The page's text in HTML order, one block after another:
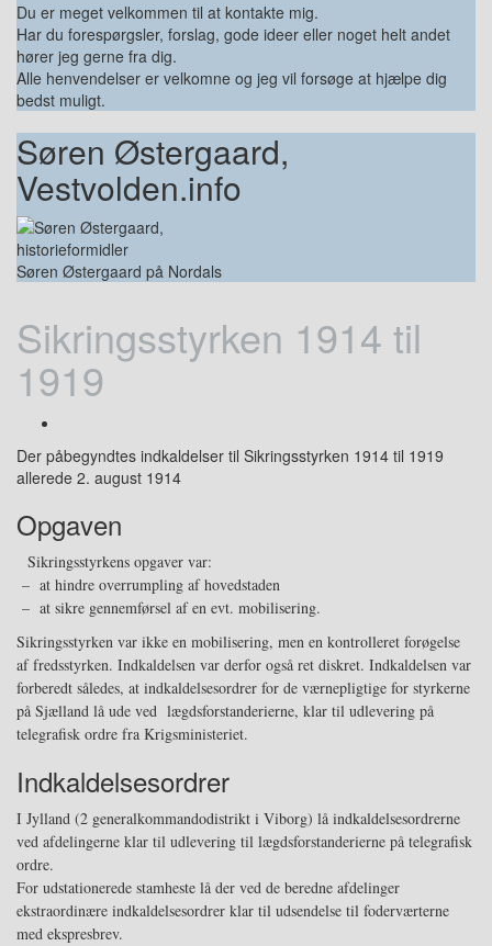
Du er meget velkommen til at kontakte mig.
Har du forespørgsler, forslag, gode ideer eller noget helt andet
hører jeg gerne fra dig.
Alle henvendelser er velkomne og jeg vil forsøge at hjælpe dig
bedst muligt.
Søren Østergaard,
Vestvolden.info
Søren Østergaard på Nordals
Sikringsstyrken 1914 til
1919
Der påbegyndtes indkaldelser til Sikringsstyrken 1914 til 1919
allerede 2. august 1914
Opgaven
Sikringsstyrkens opgaver var:
– at hindre overrumpling af hovedstaden
– at sikre gennemførsel af en evt. mobilisering.
Sikringsstyrken var ikke en mobilisering, men en kontrolleret forøgelse
af fredsstyrken. Indkaldelsen var derfor også ret diskret. Indkaldelsen var
forberedt således, at indkaldelsesordrer for de værnepligtige for styrkerne
på Sjælland lå ude ved lægdsforstanderierne, klar til udlevering på
telegrafisk ordre fra Krigsministeriet.
Indkaldelsesordrer
I Jylland (2 generalkommandodistrikt i Viborg) lå indkaldelsesordrerne
ved afdelingerne klar til udlevering til lægdsforstanderierne på telegrafisk
ordre.
For udstationerede stamheste lå der ved de beredne afdelinger
ekstraordinære indkaldelsesordrer klar til udsendelse til foderværterne
med ekspresbrev.